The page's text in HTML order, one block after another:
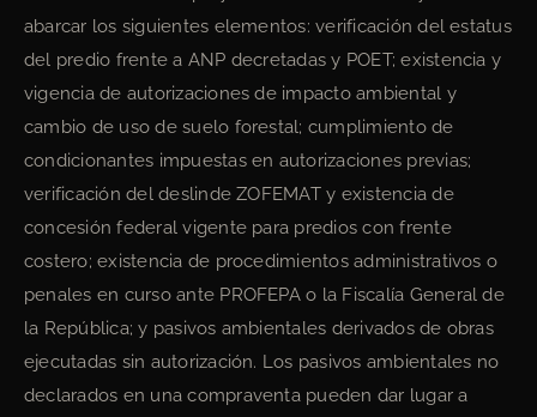
abarcar los siguientes elementos: verificación del estatus
del predio frente a ANP decretadas y POET; existencia y
vigencia de autorizaciones de impacto ambiental y
cambio de uso de suelo forestal; cumplimiento de
condicionantes impuestas en autorizaciones previas;
verificación del deslinde ZOFEMAT y existencia de
concesión federal vigente para predios con frente
costero; existencia de procedimientos administrativos o
penales en curso ante PROFEPA o la Fiscalía General de
la República; y pasivos ambientales derivados de obras
ejecutadas sin autorización. Los pasivos ambientales no
declarados en una compraventa pueden dar lugar a